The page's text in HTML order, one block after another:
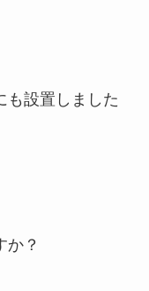
も設置しました
か？